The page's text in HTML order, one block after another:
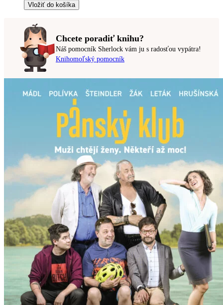
Vložiť do košíka
Chcete poradiť knihu?
Náš pomocník Sherlock vám ju s radosťou vypátra!
Knihomoľský pomocník